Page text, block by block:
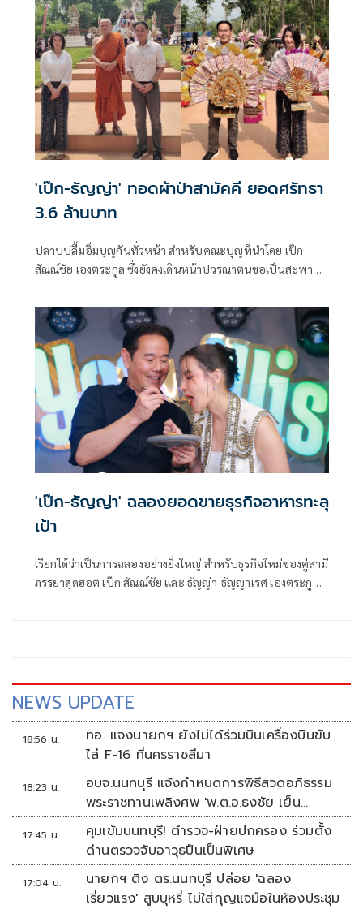
'เป๊ก-ธัญญ่า' ทอดผ้าป่าสามัคคี ยอดศรัทธา
3.6 ล้านบาท
ปลาบปลื้มอิ่มบุญกันทั่วหน้า สำหรับคณะบุญที่นำโดย เป๊ก-
สัณณ์ชัย เองตระกูล ซึ่งยังคงเดินหน้าปวรณาตนขอเป็นสะพาน
อ.เชียงดาว จ.เชียงใหม่ จากดินลูกรังสู่โบสถ์วิหารสวยงามตาม
วัฒนธรรมทางภาคเหนือ ซึ่งในปี 2568 นี้ เจ้าตัวพร้อมภรรยา
ธัญญ่า ธัญญาเรศ และเหล่ากัลยาณมิตร ได้ร่วมกันถวายผ้าป่า
สามัคคี โดยยอดทั้งหมด 3,600,000 บาท
'เป๊ก-ธัญญ่า' ฉลองยอดขายธุรกิจอาหารทะลุ
เป้า
เรียกได้ว่าเป็นการฉลองอย่างยิ่งใหญ่ สำหรับธุรกิจใหม่ของคู่สามี
ภรรยาสุดฮอต เป๊ก สัณณ์ชัย และ ธัญญ่า-ธัญญาเรศ เองตระกูล
NEWS UPDATE
18:56 น.
ทอ. แจงนายกฯ ยังไม่ได้ร่วมบินเครื่องบินขับ
ไล่ F-16 ที่นครราชสีมา
18:23 น.
อบจ.นนทบุรี แจ้งกำหนดการพิธีสวดอภิธรรม
พระราชทานเพลิงศพ 'พ.ต.อ.ธงชัย เย็น
ประเสริฐ'
17:45 น.
คุมเข้มนนทบุรี! ตำรวจ-ฝ่ายปกครอง ร่วมตั้ง
ด่านตรวจจับอาวุธปืนเป็นพิเศษ
17:04 น.
นายกฯ ติง ตร.นนทบุรี ปล่อย 'ฉลอง
เรี่ยวแรง' สูบบุหรี่ ไม่ใส่กุญแจมือในห้องประชุม